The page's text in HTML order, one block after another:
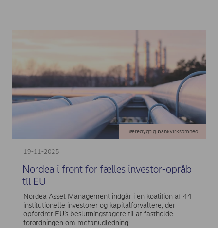
19-11-2025
Bæredygtig bankvirksomhed
Nordea i front for fælles investor-opråb
til EU
Nordea Asset Management indgår i en koalition af 44
institutionelle investorer og kapitalforvaltere, der
opfordrer EU’s beslutningstagere til at fastholde
forordningen om metanudledning.